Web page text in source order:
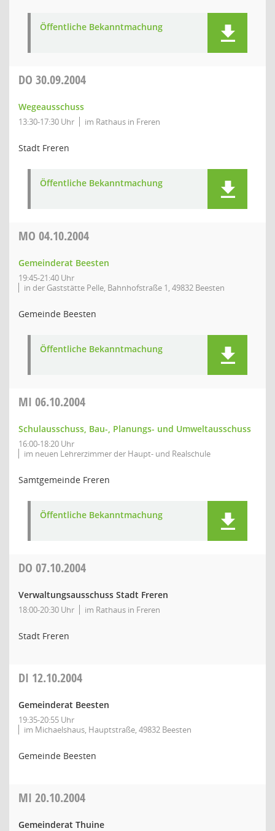
Öffentliche Bekanntmachung
DO 30.09.2004
Wegeausschuss
13:30-17:30 Uhr im Rathaus in Freren
Stadt Freren
Öffentliche Bekanntmachung
MO 04.10.2004
Gemeinderat Beesten
19:45-21:40 Uhr
in der Gaststätte Pelle, Bahnhofstraße 1, 49832 Beesten
Gemeinde Beesten
Öffentliche Bekanntmachung
MI 06.10.2004
Schulausschuss, Bau-, Planungs- und Umweltausschuss
16:00-18:20 Uhr
im neuen Lehrerzimmer der Haupt- und Realschule
Samtgemeinde Freren
Öffentliche Bekanntmachung
DO 07.10.2004
Verwaltungsausschuss Stadt Freren
18:00-20:30 Uhr im Rathaus in Freren
Stadt Freren
DI 12.10.2004
Gemeinderat Beesten
19:35-20:55 Uhr
im Michaelshaus, Hauptstraße, 49832 Beesten
Gemeinde Beesten
MI 20.10.2004
Gemeinderat Thuine